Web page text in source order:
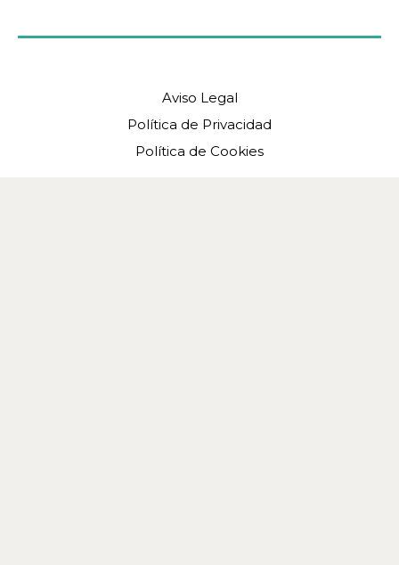
Aviso Legal
Política de Privacidad
Política de Cookies